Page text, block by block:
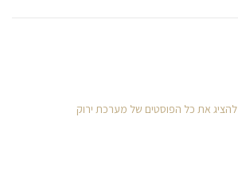
להציג את כל הפוסטים של מערכת ירוק